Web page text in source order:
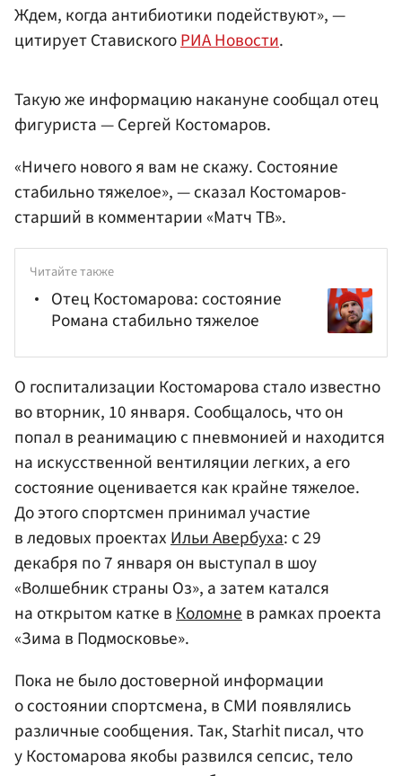
Ждем, когда антибиотики подействуют», —
цитирует СтавискогоРИА Новости.
Такую же информацию накануне сообщал отец
фигуриста — Сергей Костомаров.
«Ничего нового я вам не скажу. Состояние
стабильно тяжелое», — сказал Костомаров-
старший в комментарии «Матч ТВ».
Читайте также
Отец Костомарова: состояние
Романа стабильно тяжелое
О госпитализации Костомарова стало известно
во вторник, 10 января. Сообщалось, что он
попал в реанимацию с пневмонией и находится
на искусственной вентиляции легких, а его
состояние оценивается как крайне тяжелое.
До этого спортсмен принимал участие
в ледовых проектахИльи Авербуха: с 29
декабря по 7 января он выступал в шоу
«Волшебник страны Оз», а затем катался
на открытом катке вКоломнев рамках проекта
«Зима в Подмосковье».
Пока не было достоверной информации
о состоянии спортсмена, в СМИ появлялись
различные сообщения. Так, Starhit писал, что
у Костомарова якобы развился сепсис, тело